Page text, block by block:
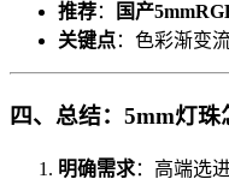
推荐： 国产
关键点：色彩渐变
四、总结：5mm灯
明确需求：高端选